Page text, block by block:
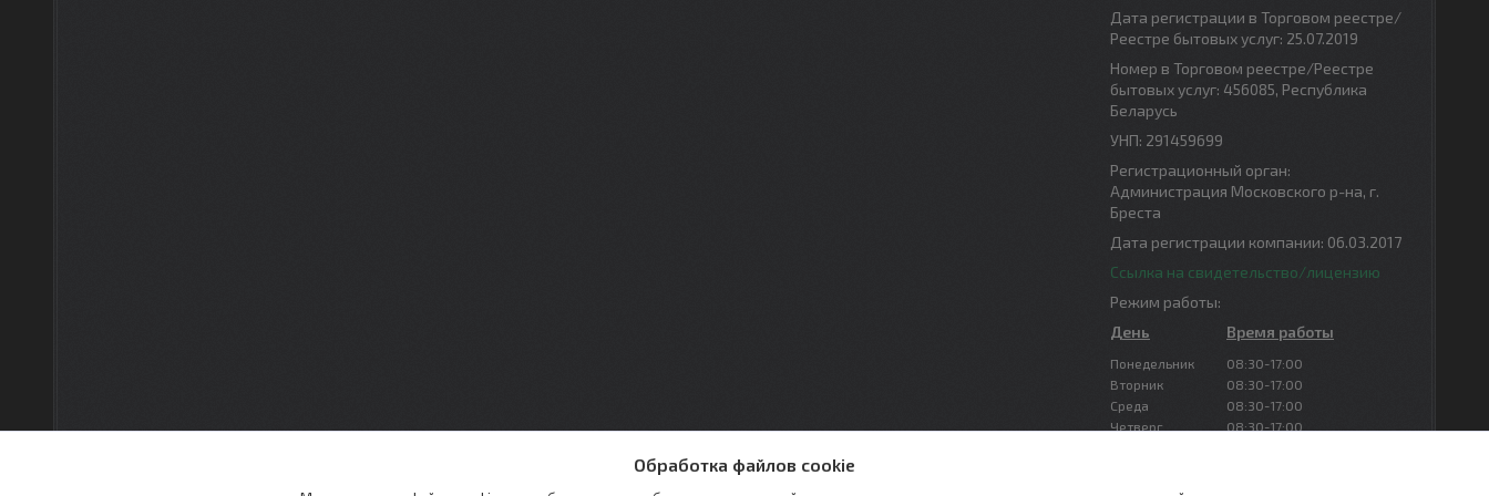
Дата регистрации в Торговом реестре/
Реестре бытовых услуг: 25.07.2019
Номер в Торговом реестре/Реестре
бытовых услуг: 456085, Республика
Беларусь
УНП: 291459699
Регистрационный орган:
Администрация Московского р-на, г.
Бреста
Дата регистрации компании: 06.03.2017
Ссылка на свидетельство/лицензию
Режим работы:
День
Время работы
Понедельник
08:30-17:00
Вторник
08:30-17:00
Среда
08:30-17:00
Четверг
08:30-17:00
Воскресенье
Обработка файлов cookie